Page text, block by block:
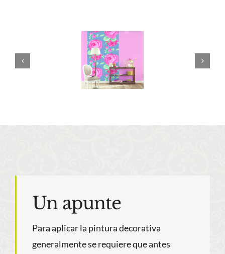
Un apunte
Para aplicar la pintura decorativa
generalmente se requiere que antes